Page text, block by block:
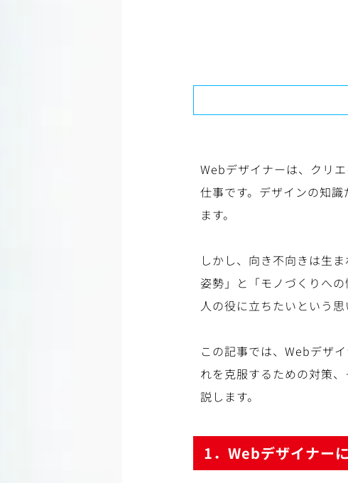
Webデザイナーは、クリ
仕事です。デザインの知
ます。
しかし、向き不向きは生
姿勢」と「モノづくりへ
人の役に立ちたいという
この記事では、Webデザ
れを克服するための対策
説します。
1．Webデザイナー